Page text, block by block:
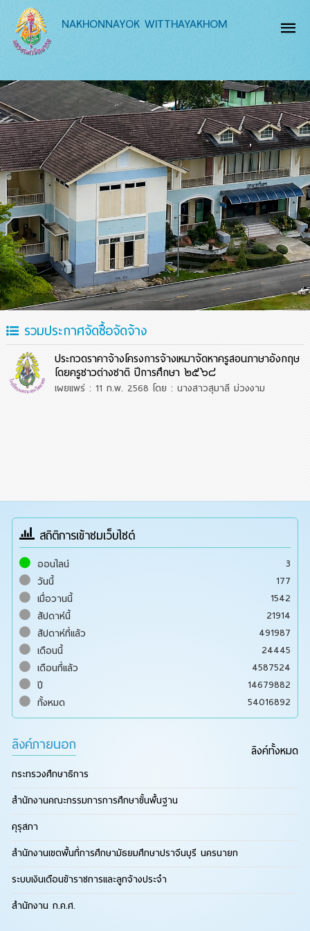
NAKHONNAYOK WITTHAYAKHOM
รวมประกาศจัดซื้อจัดจ้าง
ประกวดราคาจ้างโครงการจ้างเหมาจัดหาครูสอนภาษาอังกฤษ
โดยครูชาวต่างชาติ ปีการศึกษา ๒๕๖๘
เผยแพร่ : 11 ก.พ. 2568 โดย : นางสาวสุมาลี ม่วงงาม
สถิติการเข้าชมเว็บไซต์
ออนไลน์
3
วันนี้
177
เมื่อวานนี้
1542
สัปดาห์นี้
21914
สัปดาห์ที่แล้ว
491987
เดือนนี้
24445
เดือนที่แล้ว
4587524
ปี
14679882
ทั้งหมด
54016892
ลิงค์ภายนอก ลิงค์ทั้งหมด
กระทรวงศึกษาธิการ
สำนักงานคณะกรรมการการศึกษาขั้นพื้นฐาน
คุรุสภา
สำนักงานเขตพื้นที่การศึกษามัธยมศึกษาปราจีนบุรี นครนายก
ระบบเงินเดือนข้าราชการและลูกจ้างประจำ
สำนักงาน ก.ค.ศ.